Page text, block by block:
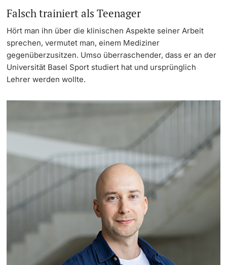
Falsch trainiert als Teenager
Hört man ihn über die klinischen Aspekte seiner Arbeit
sprechen, vermutet man, einem Mediziner
gegenüberzusitzen. Umso überraschender, dass er an der
Universität Basel Sport studiert hat und ursprünglich
Lehrer werden wollte.